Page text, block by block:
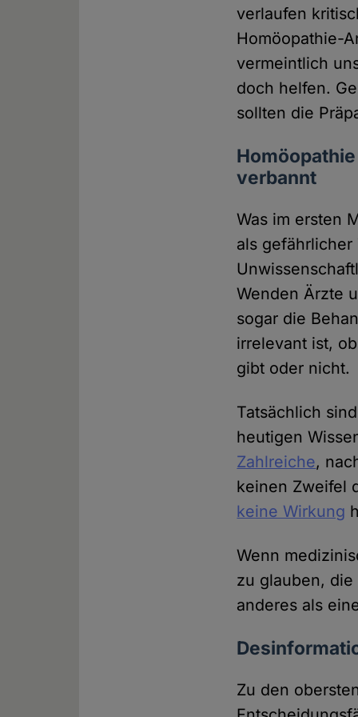
verlaufen
Homöopathie-
vermeintlich
doch helfen.
sollten die
verbannt
Was im ersten
als
Wenden Ärzte
sogar die
irrelevant ist,
gibt oder nicht.
Tatsächlich
heutigen
Zahlreiche,
keinen Zweifel
keine Wirkung
Wenn
zu glauben,
anderes als
Zu den